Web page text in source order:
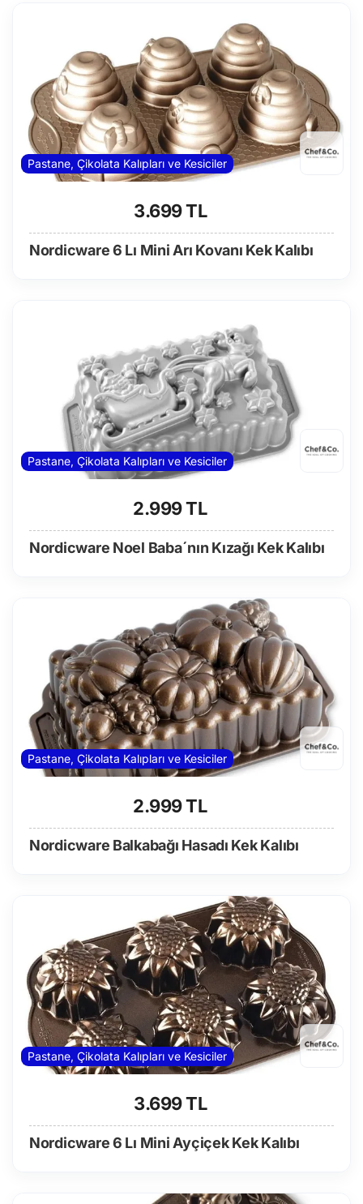
Pastane, Çikolata Kalıpları ve Kesiciler
3.699 TL
Nordicware 6 Lı Mini Arı Kovanı Kek Kalıbı
Pastane, Çikolata Kalıpları ve Kesiciler
2.999 TL
Nordicware Noel Baba´nın Kızağı Kek Kalıbı
Pastane, Çikolata Kalıpları ve Kesiciler
2.999 TL
Nordicware Balkabağı Hasadı Kek Kalıbı
Pastane, Çikolata Kalıpları ve Kesiciler
3.699 TL
Nordicware 6 Lı Mini Ayçiçek Kek Kalıbı